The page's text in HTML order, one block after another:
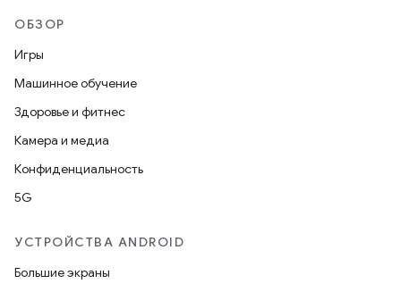
ОБЗОР
Игры
Машинное обучение
Здоровье и фитнес
Камера и медиа
Конфиденциальность
5G
УСТРОЙСТВА ANDROID
Большие экраны